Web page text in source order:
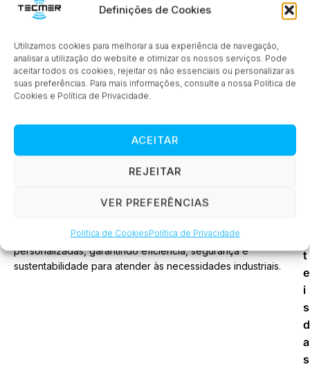
Definições de Cookies
Utilizamos cookies para melhorar a sua experiência de navegação,
analisar a utilização do website e otimizar os nossos serviços. Pode
aceitar todos os cookies, rejeitar os não essenciais ou personalizar as
suas preferências. Para mais informações, consulte a nossa Política de
Cookies e Política de Privacidade.
ACEITAR
REJEITAR
VER PREFERÊNCIAS
Política de CookiesPolítica de Privacidade
exclusivas para o seu negócio.
SUBSCREVER
Fornecemos soluções tecnológicas inovadoras e
personalizadas, garantindo eficiência, segurança e
sustentabilidade para atender às necessidades industriais.
t
e
i
s
d
a
s